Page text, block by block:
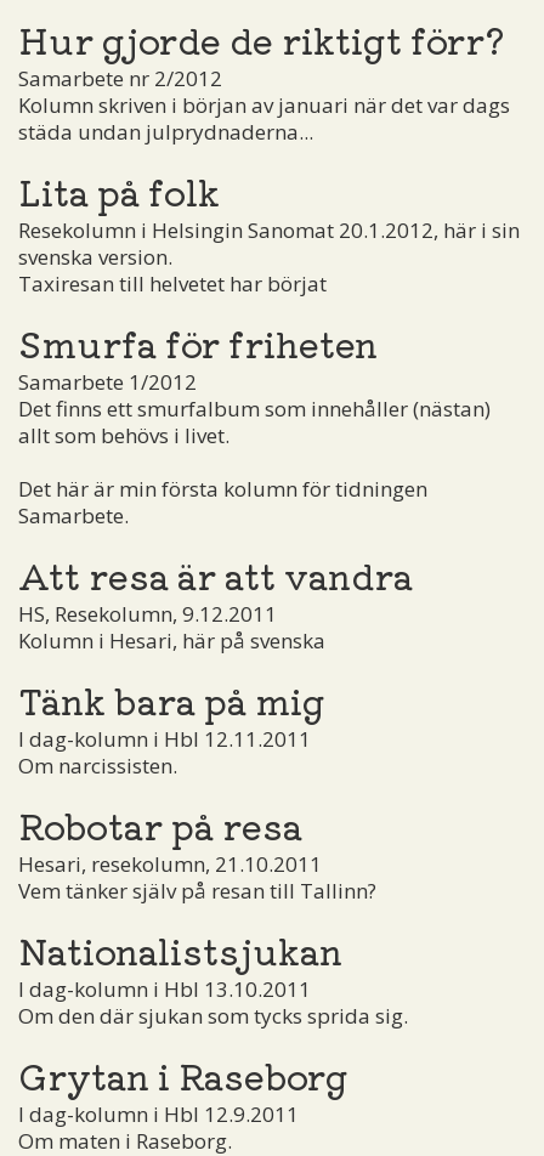
Hur gjorde de riktigt förr?
Samarbete nr 2/2012
Kolumn skriven i början av januari när det var dags
städa undan julprydnaderna...
Lita på folk
Resekolumn i Helsingin Sanomat 20.1.2012, här i sin
svenska version.
Taxiresan till helvetet har börjat
Smurfa för friheten
Samarbete 1/2012
Det finns ett smurfalbum som innehåller (nästan)
allt som behövs i livet.
Det här är min första kolumn för tidningen
Samarbete.
Att resa är att vandra
HS, Resekolumn, 9.12.2011
Kolumn i Hesari, här på svenska
Tänk bara på mig
I dag-kolumn i Hbl 12.11.2011
Om narcissisten.
Robotar på resa
Hesari, resekolumn, 21.10.2011
Vem tänker själv på resan till Tallinn?
Nationalistsjukan
I dag-kolumn i Hbl 13.10.2011
Om den där sjukan som tycks sprida sig.
Grytan i Raseborg
I dag-kolumn i Hbl 12.9.2011
Om maten i Raseborg.